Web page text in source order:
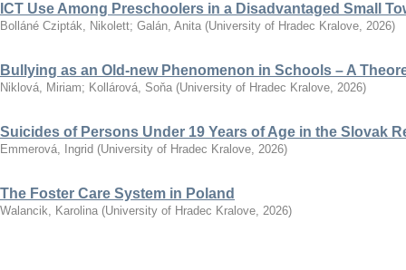
ICT Use Among Preschoolers in a Disadvantaged Small
Bolláné Czipták, Nikolett; Galán, Anita (University of Hradec Kralove, 2026)
Bullying as an Old-new Phenomenon in Schools – A
Niklová, Miriam; Kollárová, Soňa (University of Hradec Kralove, 2026)
Suicides of Persons Under 19 Years of Age in the Slovak
Emmerová, Ingrid (University of Hradec Kralove, 2026)
The Foster Care System in Poland
Walancik, Karolina (University of Hradec Kralove, 2026)